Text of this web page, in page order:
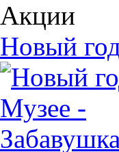
Акции
Новый